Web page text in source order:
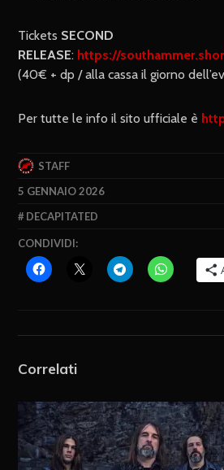
Tickets SECOND
RELEASE: https://
(40€ + dp / alla cassa il giorno
Per tutte le info il sito ufficiale è
STAFF
5 GENNAIO 2026
DECAPITATED
CONDIVIDI:
Correlati